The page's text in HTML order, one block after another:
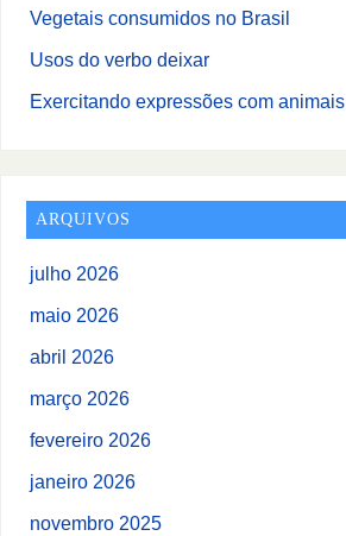
Vegetais consumidos no Brasil
Usos do verbo deixar
Exercitando expressões com animais
ARQUIVOS
julho 2026
maio 2026
abril 2026
março 2026
fevereiro 2026
janeiro 2026
novembro 2025